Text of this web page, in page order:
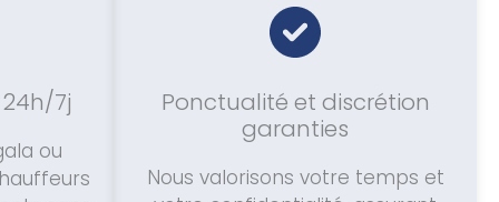
7j
ou
Ponctualité et discrétion
garanties
Nous valorisons votre temps et